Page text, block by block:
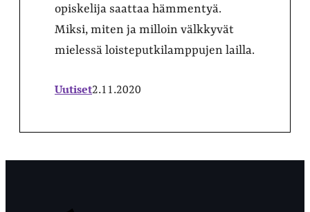
opiskelija saattaa hämmentyä.
Miksi, miten ja milloin välkkyvät
mielessä loisteputkilamppujen lailla.
Uutiset2.11.2020